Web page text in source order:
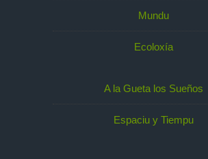
Mundu
Ecoloxía
A la Gueta los Sueños
Espaciu y Tiempu